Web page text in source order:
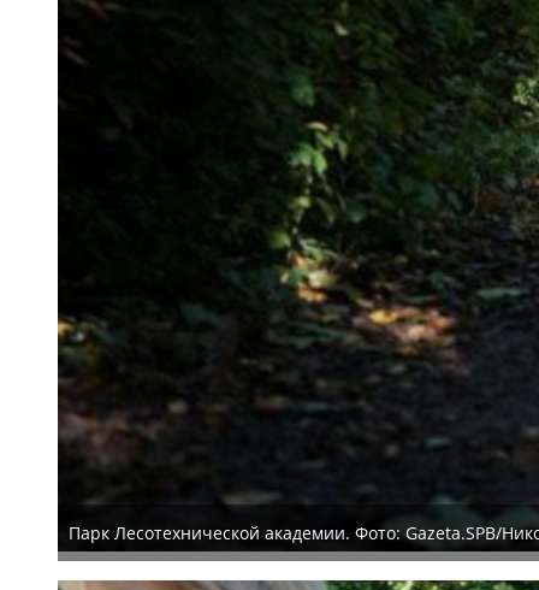
Парк Лесотехнической академии. Фото: Gazeta.SPB/